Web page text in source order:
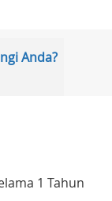
Anda?
1 Tahun